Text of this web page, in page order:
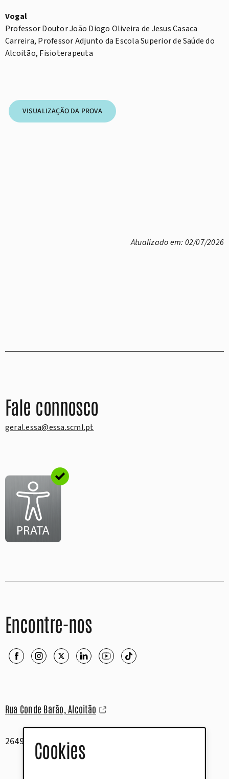
Cookies
Vogal
Professor Doutor João Diogo Oliveira de Jesus Casaca
Carreira, Professor Adjunto da Escola Superior de Saúde do
Alcoitão, Fisioterapeuta
VISUALIZAÇÃO DA PROVA
Atualizado em: 02/07/2026
Fale connosco
geral.essa@essa.scml.pt
Encontre-nos
Rua Conde Barão, Alcoitão
2649-506 Alcabideche